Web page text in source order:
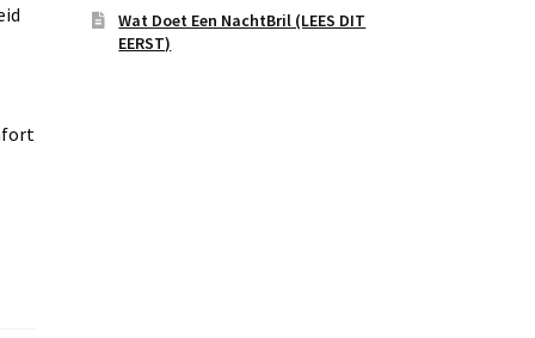
Wat Doet Een NachtBril (LEES DIT
EERST)